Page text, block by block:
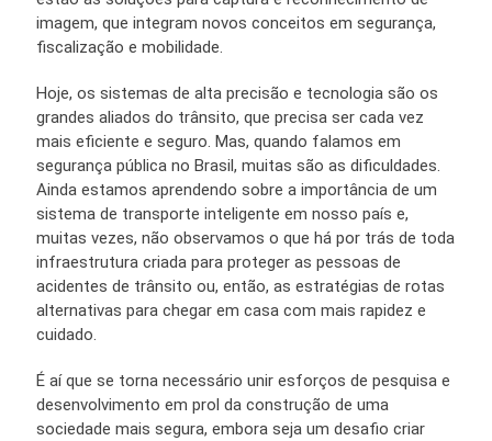
imagem, que integram novos conceitos em segurança,
fiscalização e mobilidade.
Hoje, os sistemas de alta precisão e tecnologia são os
grandes aliados do trânsito, que precisa ser cada vez
mais eficiente e seguro. Mas, quando falamos em
segurança pública no Brasil, muitas são as dificuldades.
Ainda estamos aprendendo sobre a importância de um
sistema de transporte inteligente em nosso país e,
muitas vezes, não observamos o que há por trás de toda
infraestrutura criada para proteger as pessoas de
acidentes de trânsito ou, então, as estratégias de rotas
alternativas para chegar em casa com mais rapidez e
cuidado.
É aí que se torna necessário unir esforços de pesquisa e
desenvolvimento em prol da construção de uma
sociedade mais segura, embora seja um desafio criar